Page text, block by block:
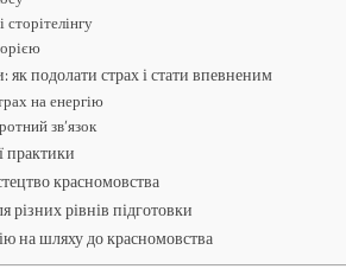
як подолати страх і стати впевненим
на енергію
зв’язок
практики
красномовства
різних рівнів підготовки
на шляху до красномовства